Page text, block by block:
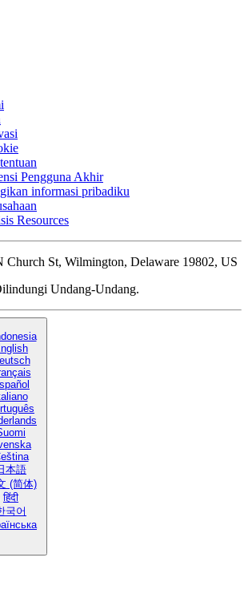
Pengguna Akhir
informasi pribadiku
Resources
Church St, Wilmington, Delaware 19802, US
Undang-Undang.
本語
(简体)
हिंदी
국어